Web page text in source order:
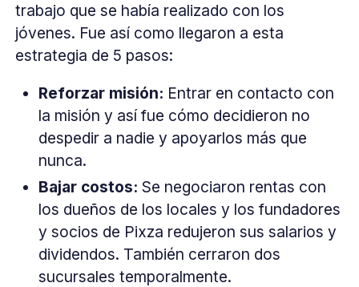
trabajo que se había realizado con los
jóvenes. Fue así como llegaron a esta
estrategia de 5 pasos:
Reforzar misión: Entrar en contacto con
la misión y así fue cómo decidieron no
despedir a nadie y apoyarlos más que
nunca.
Bajar costos: Se negociaron rentas con
los dueños de los locales y los fundadores
y socios de Pixza redujeron sus salarios y
dividendos. También cerraron dos
sucursales temporalmente.